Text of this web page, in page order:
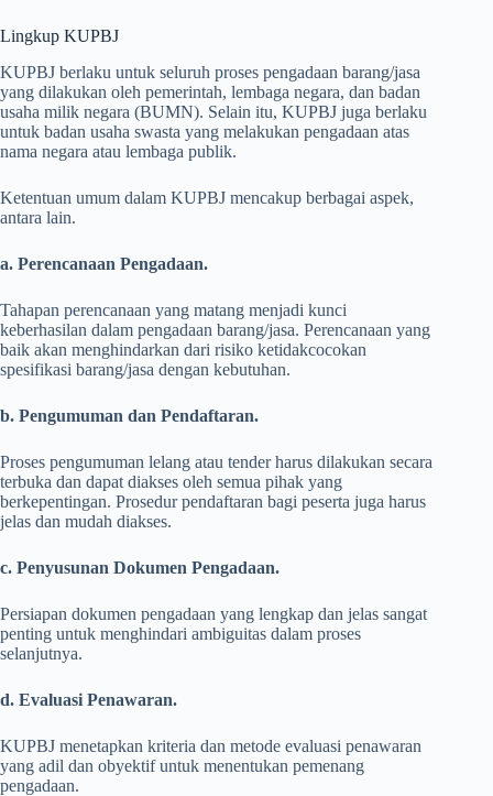
Lingkup KUPBJ
KUPBJ berlaku untuk seluruh proses pengadaan barang/jasa
yang dilakukan oleh pemerintah, lembaga negara, dan badan
usaha milik negara (BUMN). Selain itu, KUPBJ juga berlaku
untuk badan usaha swasta yang melakukan pengadaan atas
nama negara atau lembaga publik.
Ketentuan umum dalam KUPBJ mencakup berbagai aspek,
antara lain.
a. Perencanaan Pengadaan.
Tahapan perencanaan yang matang menjadi kunci
keberhasilan dalam pengadaan barang/jasa. Perencanaan yang
baik akan menghindarkan dari risiko ketidakcocokan
spesifikasi barang/jasa dengan kebutuhan.
b. Pengumuman dan Pendaftaran.
Proses pengumuman lelang atau tender harus dilakukan secara
terbuka dan dapat diakses oleh semua pihak yang
berkepentingan. Prosedur pendaftaran bagi peserta juga harus
jelas dan mudah diakses.
c. Penyusunan Dokumen Pengadaan.
Persiapan dokumen pengadaan yang lengkap dan jelas sangat
penting untuk menghindari ambiguitas dalam proses
selanjutnya.
d. Evaluasi Penawaran.
KUPBJ menetapkan kriteria dan metode evaluasi penawaran
yang adil dan obyektif untuk menentukan pemenang
pengadaan.